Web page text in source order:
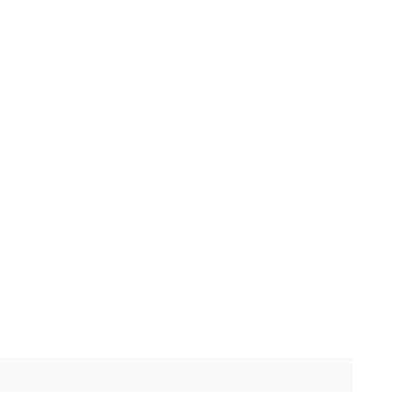
beginnen unser zweitägiges Abenteuer in der
geht. In Ras al Jinz treffen wir am Abend